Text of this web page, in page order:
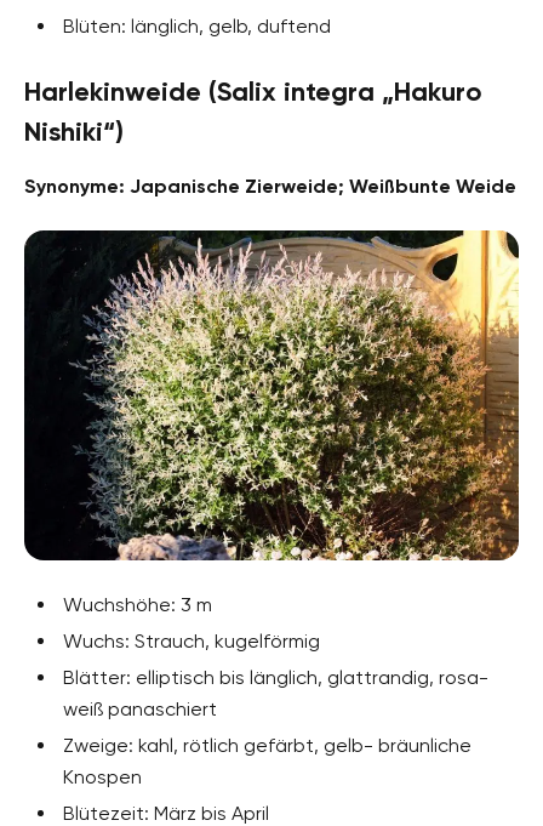
Blüten: länglich, gelb, duftend
Harlekinweide (Salix integra „Hakuro
Nishiki“)
Synonyme: Japanische Zierweide; Weißbunte Weide
Wuchshöhe: 3 m
Wuchs: Strauch, kugelförmig
Blätter: elliptisch bis länglich, glattrandig, rosa-
weiß panaschiert
Zweige: kahl, rötlich gefärbt, gelb- bräunliche
Knospen
Blütezeit: März bis April